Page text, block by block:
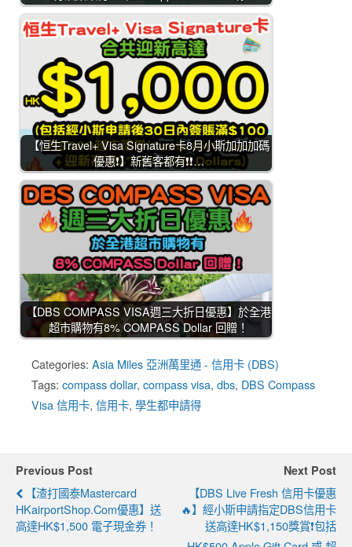
【恒生Travel+ Visa Signature卡8月小斯加加加碼
優惠❗】新舊客都有❗❗…
【DBS COMPASS VISA週三大折日優惠】於全港
超市購物有8% COMPASS Dollar 回贈！
Categories: Asia Miles 亞洲萬里通 - 信用卡 (DBS)
Tags: compass dollar, compass visa, dbs, DBS Compass
Visa 信用卡, 信用卡, 學生都申請得
Previous Post
【渣打國泰Mastercard
HKairportShop.com優惠】送
高達HK$1,500 電子現金券！
Next Post
【DBS Live Fresh 信用卡優惠
🔥】經小斯申請指定DBS信用卡
送高達HK$1,150獎賞❗包括